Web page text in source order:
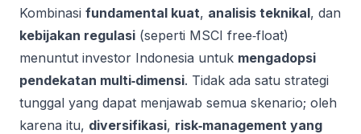
Kombinasi fundamental kuat, analisis teknikal, dan
kebijakan regulasi (seperti MSCI free‑float)
menuntut investor Indonesia untuk mengadopsi
pendekatan multi‑dimensi. Tidak ada satu strategi
tunggal yang dapat menjawab semua skenario; oleh
karena itu, diversifikasi, risk‑management yang